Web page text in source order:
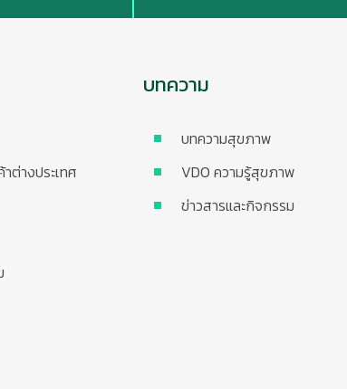
ต่างประเทศ
บทความ
บทความสุขภาพ
VDO ความรู้สุขภาพ
ข่าวสารและกิจกรรม